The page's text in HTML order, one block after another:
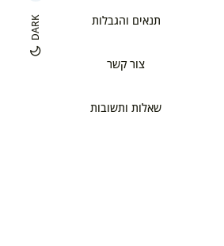
DARK תנאים והגבלות
צור קשר
שאלות ותשובות